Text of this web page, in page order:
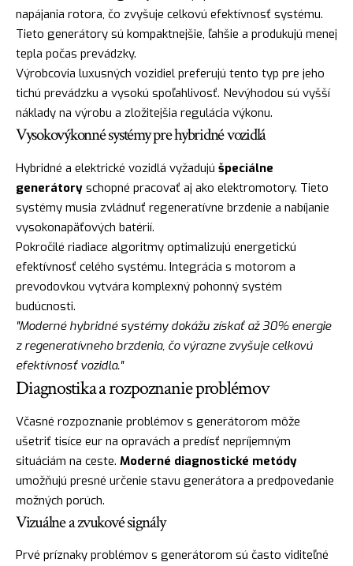
napájania rotora, čo zvyšuje celkovú efektívnosť systému.
Tieto generátory sú kompaktnejšie, ľahšie a produkujú menej
tepla počas prevádzky.
Výrobcovia luxusných vozidiel preferujú tento typ pre jeho
tichú prevádzku a vysokú spoľahlivosť. Nevýhodou sú vyšší
náklady na výrobu a zložitejšia regulácia výkonu.
Vysokovýkonné systémy pre hybridné vozidlá
Hybridné a elektrické vozidlá vyžadujú špeciálne
generátory schopné pracovať aj ako elektromotory. Tieto
systémy musia zvládnuť regeneratívne brzdenie a nabíjanie
vysokonapäťových batérií.
Pokročilé riadiace algoritmy optimalizujú energetickú
efektívnosť celého systému. Integrácia s motorom a
prevodovkou vytvára komplexný pohonný systém
budúcnosti.
"Moderné hybridné systémy dokážu získať až 30% energie
z regeneratívneho brzdenia, čo výrazne zvyšuje celkovú
efektívnosť vozidla."
Diagnostika a rozpoznanie problémov
Včasné rozpoznanie problémov s generátorom môže
ušetriť tisíce eur na opravách a predísť nepríjemným
situáciám na ceste. Moderné diagnostické metódy
umožňujú presné určenie stavu generátora a predpovedanie
možných porúch.
Vizuálne a zvukové signály
Prvé príznaky problémov s generátorom sú často viditeľné